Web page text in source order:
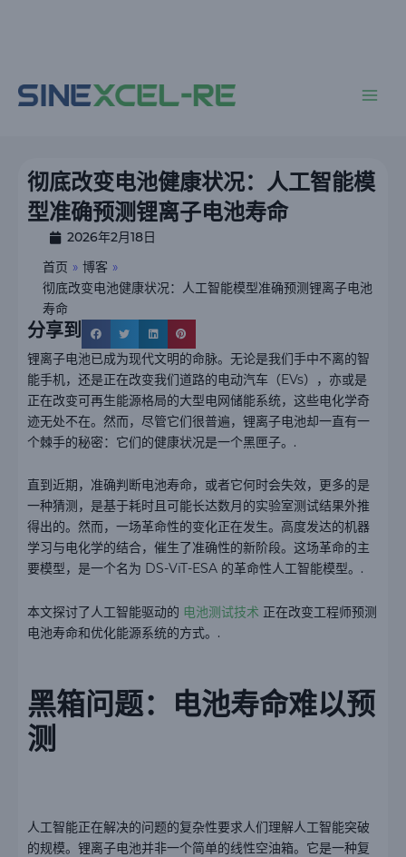
菜
彻底改变电池健康状况：人工智能模
型准确预测锂离子电池寿命
2026年2月18日
首页 » 博客 »
彻底改变电池健康状况：人工智能模型准确预测锂离子电池
寿命
分享到
锂离子电池已成为现代文明的命脉。无论是我们手中不离的智
能手机，还是正在改变我们道路的电动汽车（EVs），亦或是
正在改变可再生能源格局的大型电网储能系统，这些电化学奇
迹无处不在。然而，尽管它们很普遍，锂离子电池却一直有一
个棘手的秘密：它们的健康状况是一个黑匣子。.
直到近期，准确判断电池寿命，或者它何时会失效，更多的是
一种猜测，是基于耗时且可能长达数月的实验室测试结果外推
得出的。然而，一场革命性的变化正在发生。高度发达的机器
学习与电化学的结合，催生了准确性的新阶段。这场革命的主
要模型，是一个名为 DS-ViT-ESA 的革命性人工智能模型。.
本文探讨了人工智能驱动的 电池测试技术 正在改变工程师预测
电池寿命和优化能源系统的方式。.
黑箱问题：电池寿命难以预
测
人工智能正在解决的问题的复杂性要求人们理解人工智能突破
的规模。锂离子电池并非一个简单的线性空油箱。它是一种复